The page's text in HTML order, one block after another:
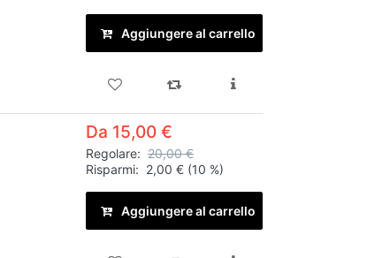
Aggiungere al carrello
Da 15,00 €
Regolare: 20,00 €
Risparmi: 2,00 € (10 %)
Aggiungere al carrello